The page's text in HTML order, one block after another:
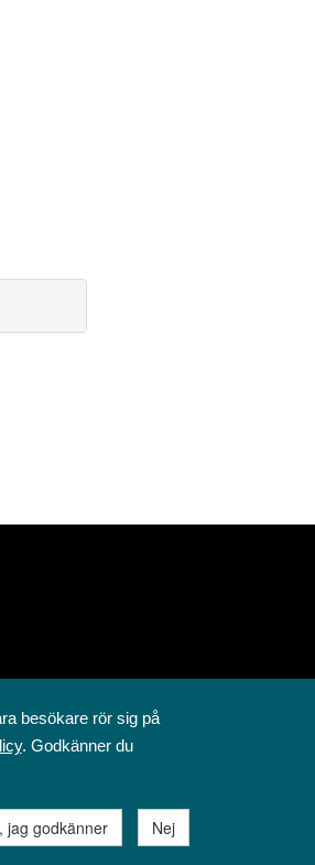
besökare rör sig på
. Godkänner du
jag godkänner Nej